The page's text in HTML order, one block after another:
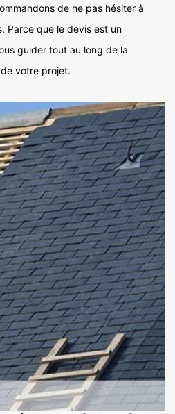
de ne pas hésiter à
Parce que le devis est un
guider tout au long de la
votre projet.